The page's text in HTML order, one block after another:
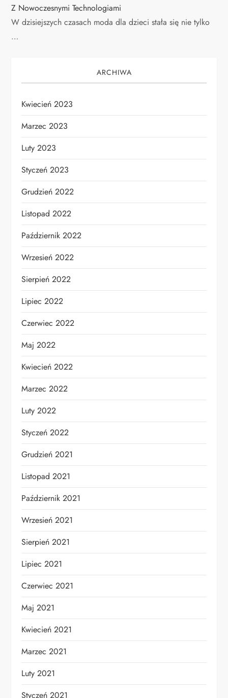
Z Nowoczesnymi Technologiami
W dzisiejszych czasach moda dla dzieci stała się nie tylko
…
ARCHIWA
Kwiecień 2023
Marzec 2023
Luty 2023
Styczeń 2023
Grudzień 2022
Listopad 2022
Październik 2022
Wrzesień 2022
Sierpień 2022
Lipiec 2022
Czerwiec 2022
Maj 2022
Kwiecień 2022
Marzec 2022
Luty 2022
Styczeń 2022
Grudzień 2021
Listopad 2021
Październik 2021
Wrzesień 2021
Sierpień 2021
Lipiec 2021
Czerwiec 2021
Maj 2021
Kwiecień 2021
Marzec 2021
Luty 2021
Styczeń 2021